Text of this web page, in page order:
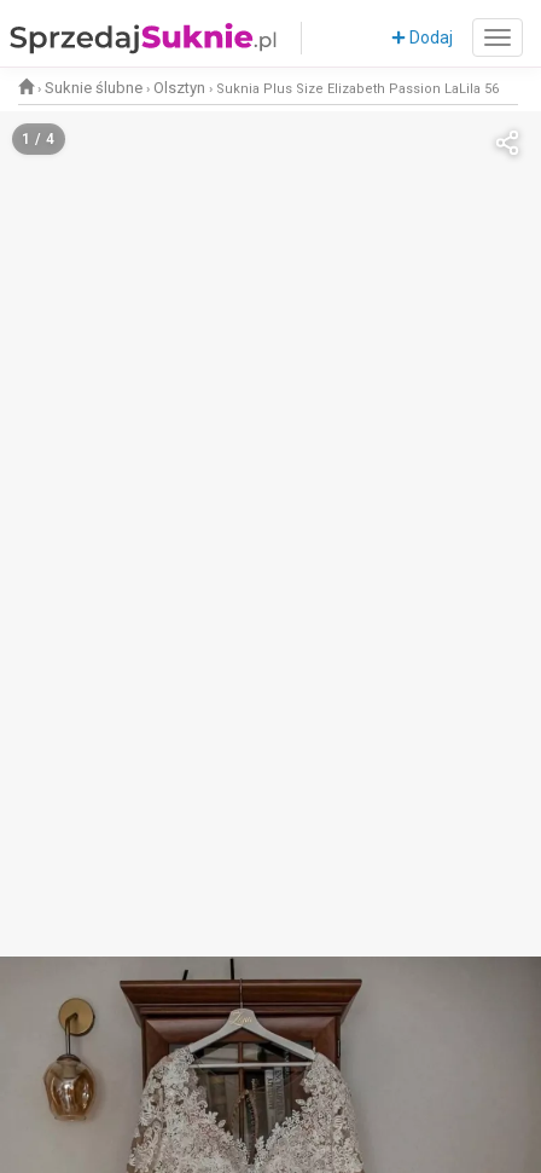
Dodaj
› Suknie ślubne › Olsztyn › Suknia Plus Size Elizabeth Passion LaLila 56
1 / 4